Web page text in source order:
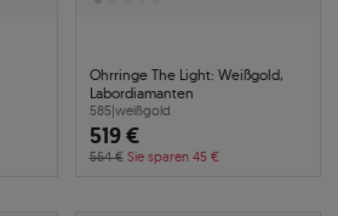
Ohrringe The Light: Weißgold,
Labordiamanten
585|weißgold
519 €
564 € Sie sparen 45 €